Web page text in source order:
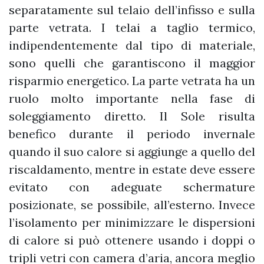
separatamente sul telaio dell’infisso e sulla
parte vetrata. I telai a taglio termico,
indipendentemente dal tipo di materiale,
sono quelli che garantiscono il maggior
risparmio energetico. La parte vetrata ha un
ruolo molto importante nella fase di
soleggiamento diretto. Il Sole risulta
benefico durante il periodo invernale
quando il suo calore si aggiunge a quello del
riscaldamento, mentre in estate deve essere
evitato con adeguate schermature
posizionate, se possibile, all’esterno. Invece
l’isolamento per minimizzare le dispersioni
di calore si può ottenere usando i doppi o
tripli vetri con camera d’aria, ancora meglio